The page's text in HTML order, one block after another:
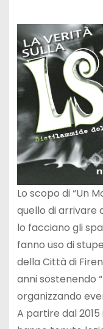
Lo scopo di “Un
quello di arrivare
lo facciano gli
fanno uso di
della Città di
anni sostenendo
organizzando
A partire dal